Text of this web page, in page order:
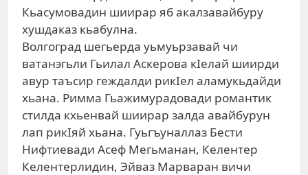
Кьасумовадин шиирар яб акалзавайбуру
хушдаказ кьабулна.
Волгоград шегьерда уьмуьрзавай чи
ватанэгьли Гьилал Аскерова кIелай шиирди
авур таъсир геждалди рикIел аламукьдайди
хьана. Римма Гьажимурадовади романтик
стилда кхьенвай шиирар залда авайбурун
лап рикIяй хьана. Гуьгъуналлаз Бести
Нифтиевади Асеф Мегьманан, Келентер
Келентерлидин, Эйваз Марваран вичи